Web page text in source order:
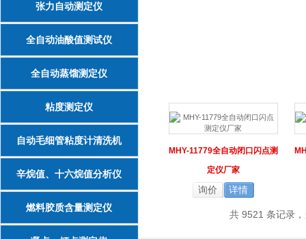
张力自动测定仪
全自动油酸值测试仪
全自动蒸馏测定仪
粘度测定仪
自动毛细管粘度计清洗机
辛烷值、十六烷值分析仪
燃料胶质含量测定仪
MHY-11779全自动闭口闪点测
定仪厂家
询价 详情
共 9521 条记录